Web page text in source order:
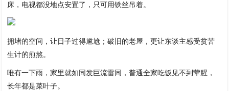
床，电视都没地点安置了，只可用铁丝吊着。
拥堵的空间，让日子过得尴尬；破旧的老屋，更让东谈主感受贫苦
生计的煎熬。
唯有一下雨，家里就如同发巨流雷同，普通全家吃饭见不到荤腥，
长年都是菜叶子。